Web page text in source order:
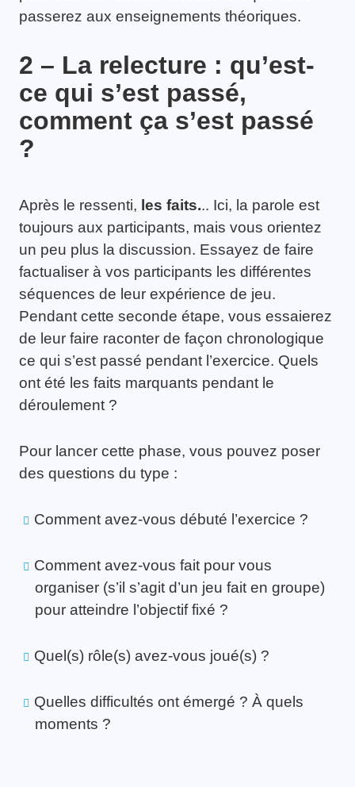
passerez aux enseignements théoriques.
2 – La relecture : qu’est-
ce qui s’est passé,
comment ça s’est passé
?
Après le ressenti, les faits... Ici, la parole est
toujours aux participants, mais vous orientez
un peu plus la discussion. Essayez de faire
factualiser à vos participants les différentes
séquences de leur expérience de jeu.
Pendant cette seconde étape, vous essaierez
de leur faire raconter de façon chronologique
ce qui s’est passé pendant l’exercice. Quels
ont été les faits marquants pendant le
déroulement ?
Pour lancer cette phase, vous pouvez poser
des questions du type :
Comment avez-vous débuté l’exercice ?
Comment avez-vous fait pour vous
organiser (s’il s’agit d’un jeu fait en groupe)
pour atteindre l’objectif fixé ?
Quel(s) rôle(s) avez-vous joué(s) ?
Quelles difficultés ont émergé ? À quels
moments ?